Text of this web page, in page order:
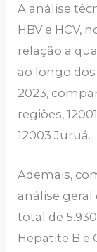
A análise
HBV e HCV,
relação a
ao longo dos
2023,
regiões,
12003 Juruá.
Ademais,
análise geral
total de
Hepatite B e